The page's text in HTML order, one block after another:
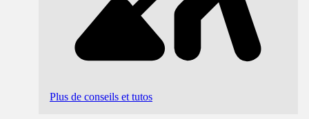
Plus de conseils et tutos